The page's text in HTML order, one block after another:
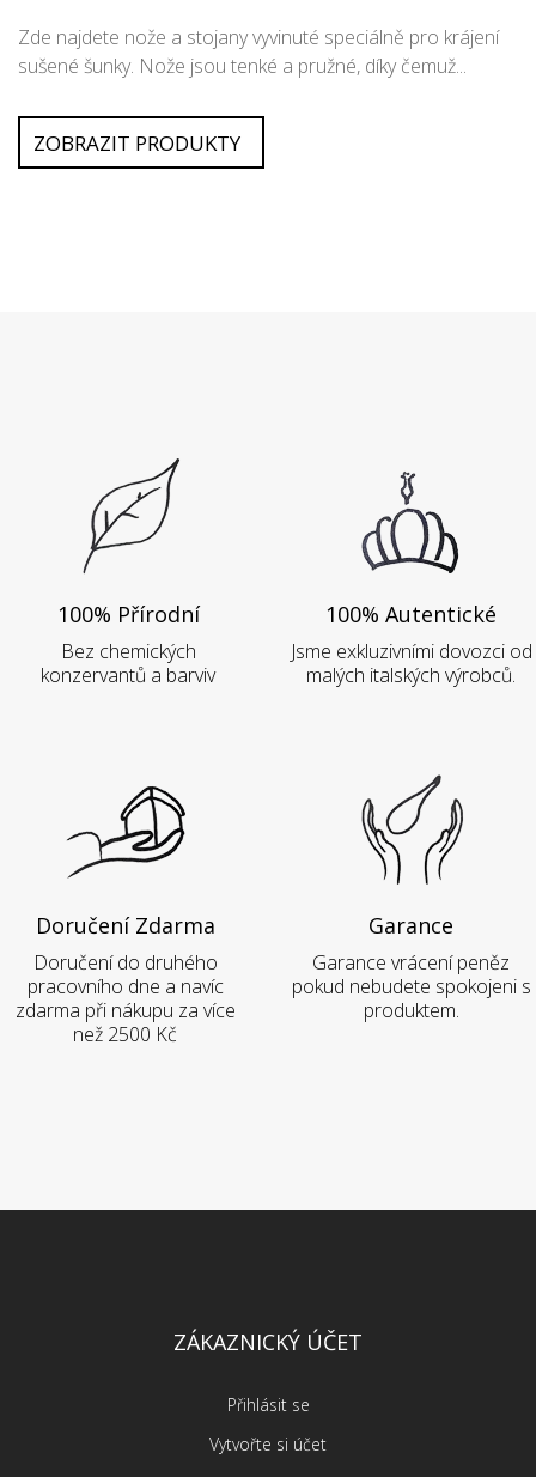
Zde najdete nože a stojany vyvinuté speciálně pro krájení
sušené šunky. Nože jsou tenké a pružné, díky čemuž...
ZOBRAZIT PRODUKTY
100% Přírodní
Bez chemických
konzervantů a barviv
100% Autentické
Jsme exkluzivními dovozci od
malých italských výrobců.
Doručení Zdarma
Doručení do druhého
pracovního dne a navíc
zdarma při nákupu za více
než 2500 Kč
Garance
Garance vrácení peněz
pokud nebudete spokojeni s
produktem.
ZÁKAZNICKÝ ÚČET
Přihlásit se
Vytvořte si účet